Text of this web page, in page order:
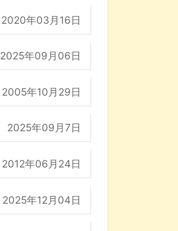
2020年03月16日
2025年09月06日
2005年10月29日
2025年09月7日
2012年06月24日
2025年12月04日